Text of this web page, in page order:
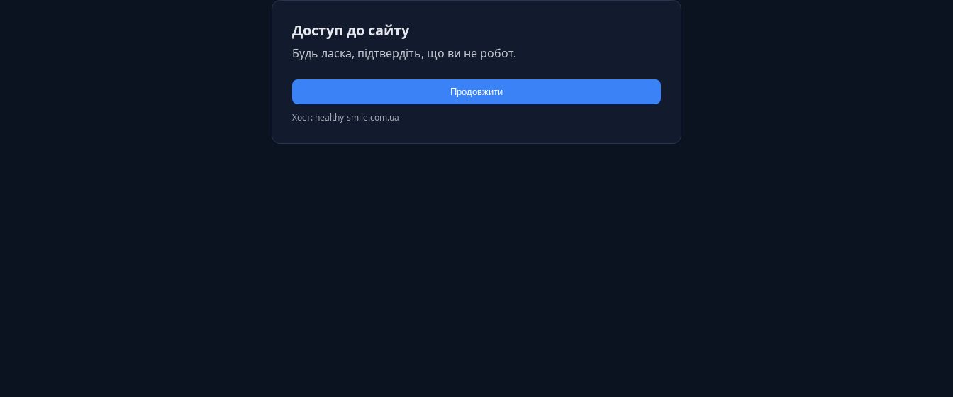
Доступ до сайту
Будь ласка, підтвердіть, що ви не робот.
Продовжити
Хост: healthy-smile.com.ua